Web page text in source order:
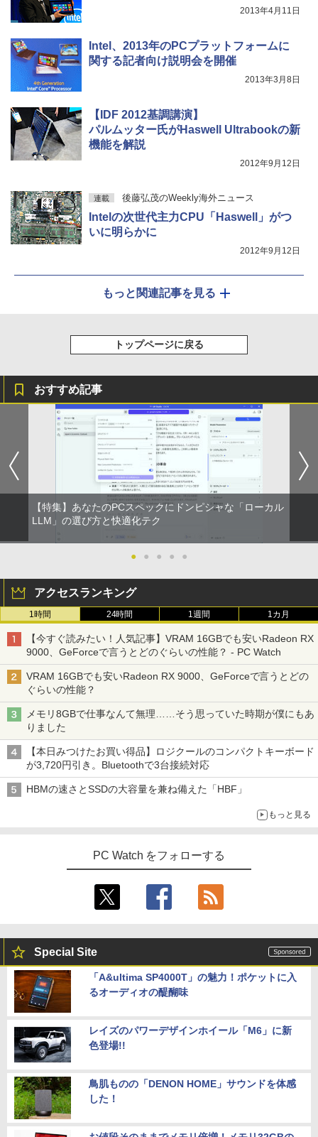
2013年4月11日
Intel、2013年のPCプラットフォームに
関する記者向け説明会を開催
2013年3月8日
【IDF 2012基調講演】
パルムッター氏がHaswell Ultrabookの新
機能を解説
2012年9月12日
連載 後藤弘茂のWeekly海外ニュース
Intelの次世代主力CPU「Haswell」がつ
いに明らかに
2012年9月12日
もっと関連記事を見る
トップページに戻る
おすすめ記事
【特集】あなたのPCスペックにドンピシャな「ローカル
LLM」の選び方と快適化テク
● ● ● ● ●
アクセスランキング
1時間 24時間 1週間 1カ月
【今すぐ読みたい！人気記事】VRAM 16GBでも安いRadeon RX
9000、GeForceで言うとどのぐらいの性能？ - PC Watch
VRAM 16GBでも安いRadeon RX 9000、GeForceで言うとどの
ぐらいの性能？
メモリ8GBで仕事なんて無理……そう思っていた時期が僕にもあ
りました
【本日みつけたお買い得品】ロジクールのコンパクトキーボード
が3,720円引き。Bluetoothで3台接続対応
HBMの速さとSSDの大容量を兼ね備えた「HBF」
もっと見る
PC Watch をフォローする
Special Site
「A&ultima SP4000T」の魅力！ポケットに入
るオーディオの醍醐味
レイズのパワーデザインホイール「M6」に新
色登場!!
鳥肌ものの「DENON HOME」サウンドを体感
した！